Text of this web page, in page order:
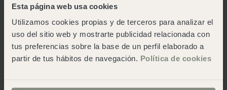
Esta página web usa cookies
Utilizamos cookies propias y de terceros para analizar el
uso del sitio web y mostrarte publicidad relacionada con
tus preferencias sobre la base de un perfil elaborado a
partir de tus hábitos de navegación. Política de cookies